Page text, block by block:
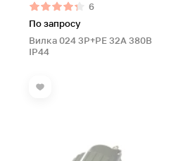
6
По запросу
Вилка 024 3Р+РЕ 32А 380В
IP44